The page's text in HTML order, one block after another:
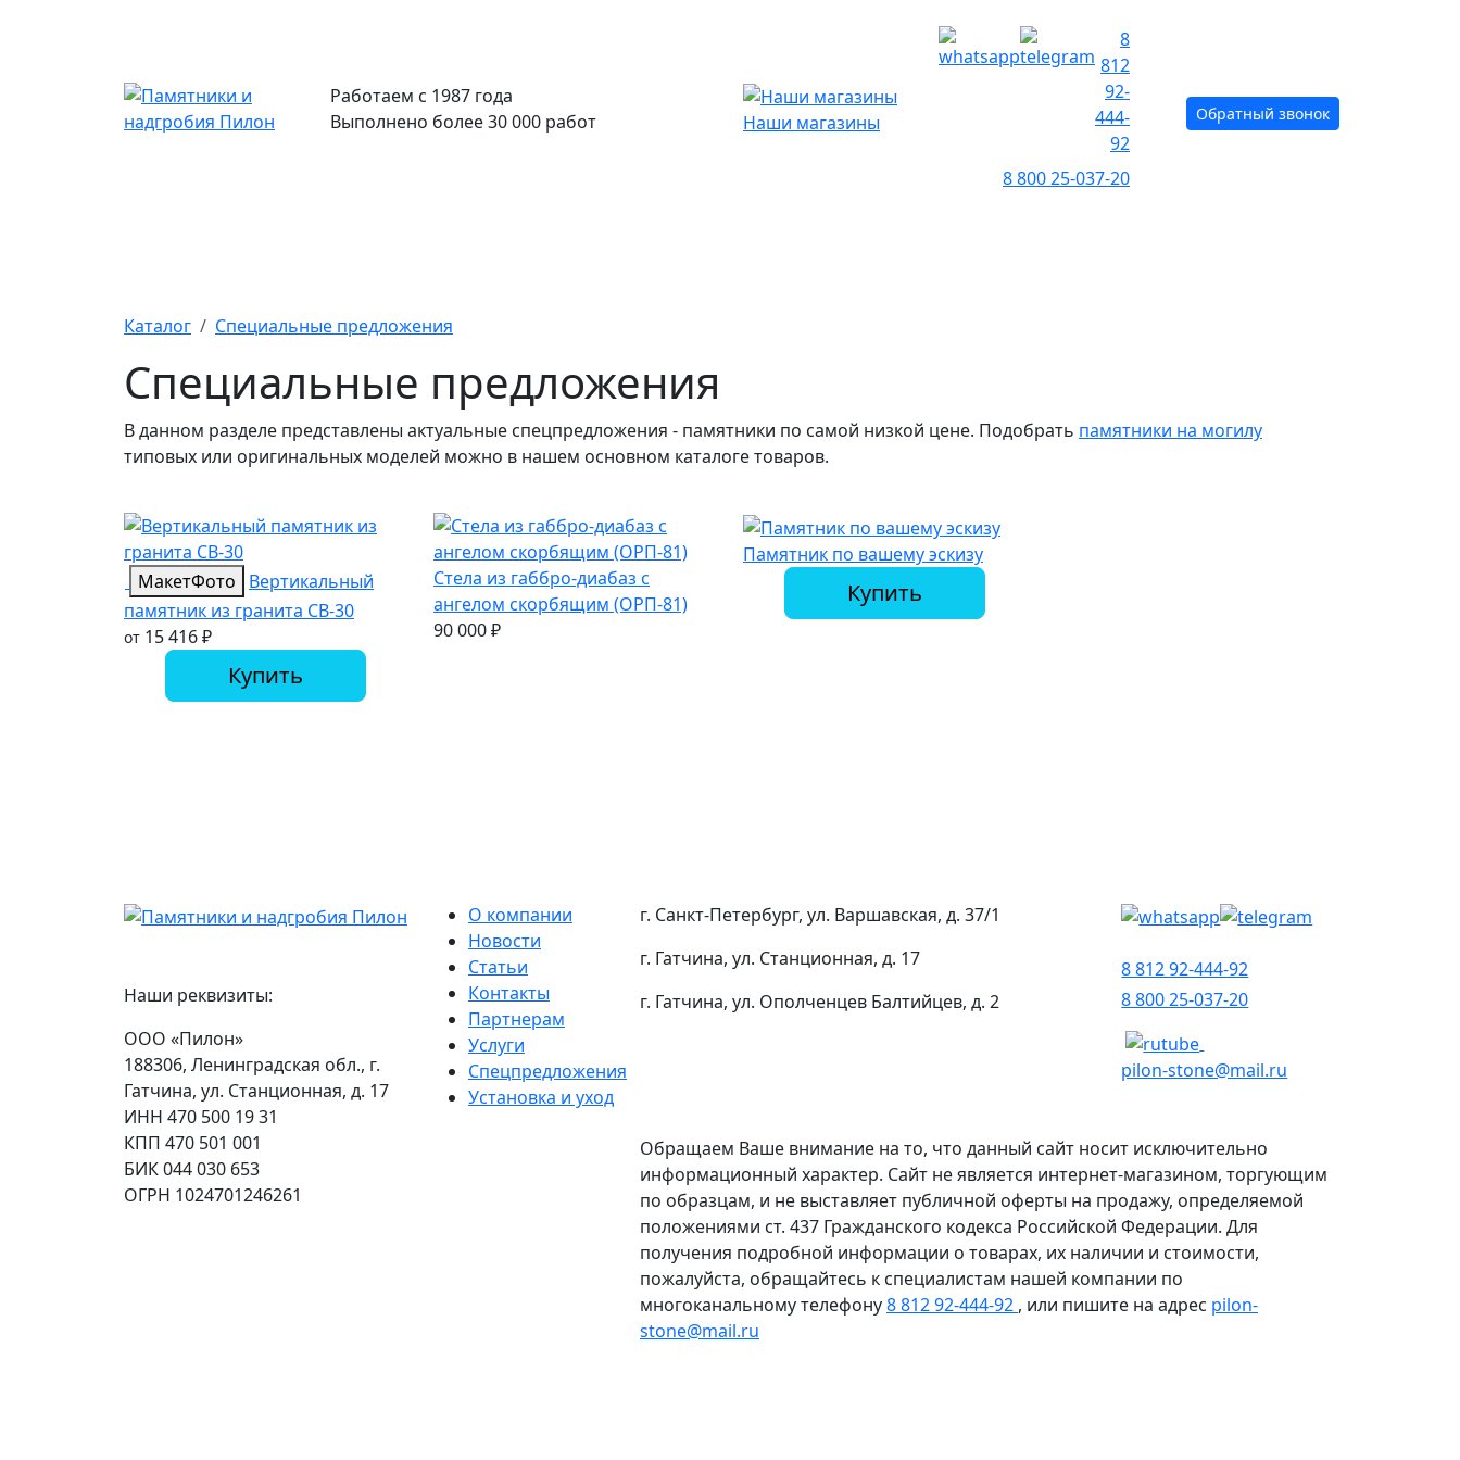
Работаем с 1987 года
Выполнено более 30 000 работ
Наши магазины
8
812
92-
444-
92
8 800 25-037-20
Обратный звонок
Каталог Специальные предложения
Специальные предложения
В данном разделе представлены актуальные спецпредложения - памятники по самой низкой цене. Подобрать памятники на могилу
типовых или оригинальных моделей можно в нашем основном каталоге товаров.
МакетФото
Вертикальный
памятник из гранита СВ-30
от 15 416₽
Купить
Стела из габбро-диабаз с
ангелом скорбящим (ОРП-81)
90 000₽
Памятник по вашему эскизу
Купить
Наши реквизиты:
ООО «Пилон»
188306, Ленинградская обл., г.
Гатчина, ул. Станционная, д. 17
ИНН 470 500 19 31
КПП 470 501 001
БИК 044 030 653
ОГРН 1024701246261
О компании
Новости
Статьи
Контакты
Партнерам
Услуги
Спецпредложения
Установка и уход
г. Санкт-Петербург, ул. Варшавская, д. 37/1
г. Гатчина, ул. Станционная, д. 17
г. Гатчина, ул. Ополченцев Балтийцев, д. 2
8 812 92-444-92
8 800 25-037-20
pilon-stone@mail.ru
Обращаем Ваше внимание на то, что данный сайт носит исключительно
информационный характер. Сайт не является интернет-магазином, торгующим
по образцам, и не выставляет публичной оферты на продажу, определяемой
положениями ст. 437 Гражданского кодекса Российской Федерации. Для
получения подробной информации о товарах, их наличии и стоимости,
пожалуйста, обращайтесь к специалистам нашей компании по
многоканальному телефону8 812 92-444-92 , или пишите на адрес pilon-
stone@mail.ru